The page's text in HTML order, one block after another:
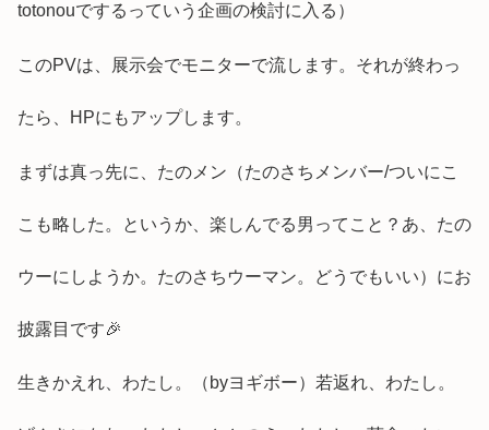
totonouでするっていう企画の検討に入る）
このPVは、展示会でモニターで流します。それが終わっ
たら、HPにもアップします。
まずは真っ先に、たのメン（たのさちメンバー/ついにこ
こも略した。というか、楽しんでる男ってこと？あ、たの
ウーにしようか。たのさちウーマン。どうでもいい）にお
披露目です🎉
生きかえれ、わたし。（byヨギボー）若返れ、わたし。